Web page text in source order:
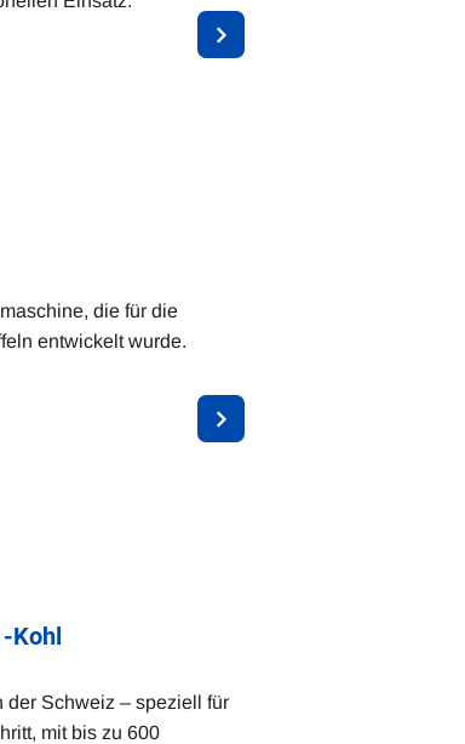
die für die
entwickelt wurde.
Kohl
der Schweiz – speziell für
mit bis zu 600